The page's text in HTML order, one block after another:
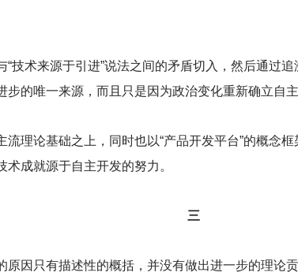
技术来源于引进”说法之间的矛盾切入，然后通过
的唯一来源，而且只是因为政治变化重新确立自
理论基础之上，同时也以“产品开发平台”的概念
成就源于自主开发的努力。
三
原因只有描述性的概括，并没有做出进一步的理